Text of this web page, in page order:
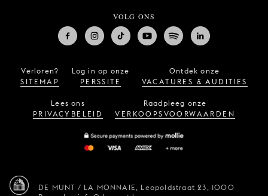
VOLG ONS
Verloren?
SITEMAP
Log in op onze
PERSSITE
Ontdek onze
VACATURES & AUDITIES
Lees ons
PRIVACYBELEID
Raadpleeg onze
VERKOOPSVOORWAARDEN
DE MUNT / LA MONNAIE, Leopoldstraat 23,
1000